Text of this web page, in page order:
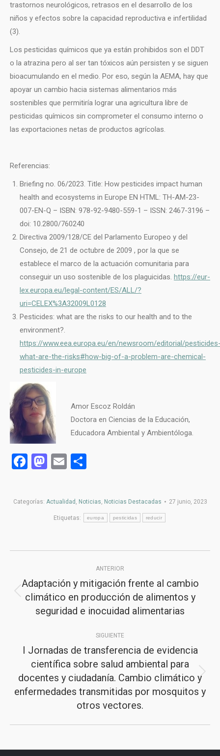
trastornos neurológicos, retrasos en el desarrollo de los
niños y efectos sobre la capacidad reproductiva e infertilidad
(3).
Los pesticidas químicos que ya están prohibidos son el DDT
o la atrazina pero al ser tan tóxicos aún persisten y se siguen
bioacumulando en el medio. Por eso, según la AEMA, hay que
apoyar un cambio hacia sistemas alimentarios más
sostenibles que permitiría lograr una agricultura libre de
pesticidas químicos sin comprometer el consumo interno o
las exportaciones netas de productos agrícolas.
Referencias:
Briefing no. 06/2023. Title: How pesticides impact human
health and ecosystems in Europe EN HTML: TH-AM-23-
007-EN-Q – ISBN: 978-92-9480-559-1 – ISSN: 2467-3196 –
doi: 10.2800/760240
Directiva 2009/128/CE del Parlamento Europeo y del
Consejo, de 21 de octubre de 2009 , por la que se
establece el marco de la actuación comunitaria para
conseguir un uso sostenible de los plaguicidas. https://eur-
lex.europa.eu/legal-content/ES/ALL/?
uri=CELEX%3A32009L0128
Pesticides: what are the risks to our health and to the
environment?.
https://www.eea.europa.eu/en/newsroom/editorial/
what-are-the-risks#how-big-of-a-problem-are-chemical-
pesticides-in-europe
Amor Escoz Roldán
Doctora en Ciencias de la Educación,
Educadora Ambiental y Ambientóloga.
Facebook
Mastodon
Email
Categorías: Actualidad , Noticias, Noticias Destacadas 27 junio, 2023
Etiquetas: europa pesticidas reducir
entre
publicaciones
ANTERIOR
Publicación
anterior:
Adaptación y mitigación frente al cambio
climático en producción de alimentos y
seguridad e inocuidad alimentarias
SIGUIENTE
Publicación
siguiente:
I Jornadas de transferencia de evidencia
científica sobre salud ambiental para
docentes y ciudadanía. Cambio climático y
enfermedades transmitidas por mosquitos y
otros vectores.